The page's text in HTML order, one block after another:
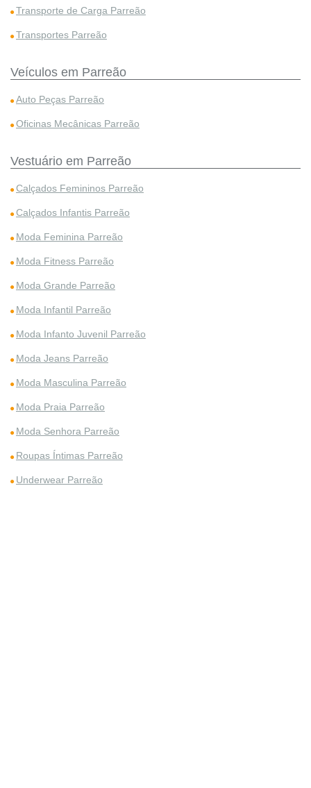
Transporte de Carga Parreão
Transportes Parreão
Veículos em Parreão
Auto Peças Parreão
Oficinas Mecânicas Parreão
Vestuário em Parreão
Calçados Femininos Parreão
Calçados Infantis Parreão
Moda Feminina Parreão
Moda Fitness Parreão
Moda Grande Parreão
Moda Infantil Parreão
Moda Infanto Juvenil Parreão
Moda Jeans Parreão
Moda Masculina Parreão
Moda Praia Parreão
Moda Senhora Parreão
Roupas Íntimas Parreão
Underwear Parreão